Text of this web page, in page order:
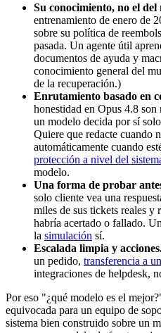
Su conocimiento, no el del
entrenamiento de enero de
sobre su política de
pasada. Un agente útil
documentos de ayuda y
conocimiento general del
de la recuperación.)
Enrutamiento basado en
honestidad en Opus 4.8 son
un modelo decida por sí
Quiere que redacte cuando
automáticamente cuando
protección a nivel del
modelo.
Una forma de probar
solo cliente vea una
miles de sus tickets reales y
habría acertado o fallado.
la simulación sí.
Escalada limpia y
un pedido, transferencia a
integraciones de helpdesk,
Por eso "¿qué modelo es el
equivocada para un equipo de
sistema bien construido sobre un